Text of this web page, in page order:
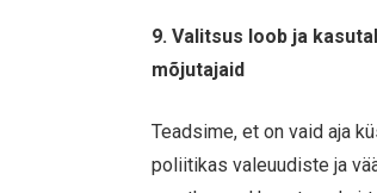
9. Valitsus loob ja
mõjutajaid
Teadsime, et on vaid aja
poliitikas valeuudiste ja